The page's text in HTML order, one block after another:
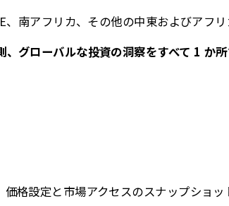
南アフリカ、その他の中東およびアフリ
グローバルな投資の洞察をすべて 1 か
格設定と市場アクセスのスナップショッ